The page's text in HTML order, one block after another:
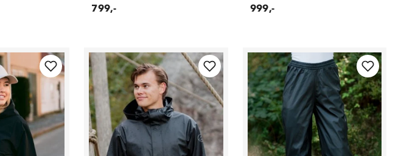
799,-
999,-